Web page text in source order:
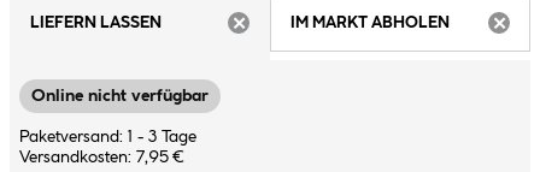
LIEFERN LASSEN
IM MARKT ABHOLEN
Online nicht verfügbar
Paketversand: 1 - 3 Tage
Versandkosten: 7,95 €